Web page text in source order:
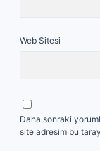
Web Sitesi
Daha sonraki
site adresim bu